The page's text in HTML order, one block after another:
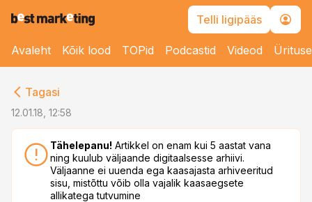
Telli ligipääs
Avaleht Kõik lood TOPid Podcastid Videod
Tagasi
12.01.18, 12:58
Tähelepanu! Artikkel on enam kui 5 aastat vana
ning kuulub väljaande digitaalsesse arhiivi.
Väljaanne ei uuenda ega kaasajasta arhiveeritud
sisu, mistõttu võib olla vajalik kaasaegsete
allikatega tutvumine